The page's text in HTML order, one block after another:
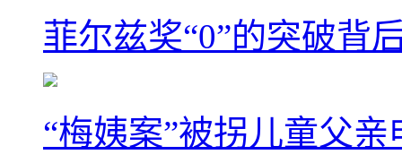
菲尔兹奖“0”的突破背
“梅姨案”被拐儿童父